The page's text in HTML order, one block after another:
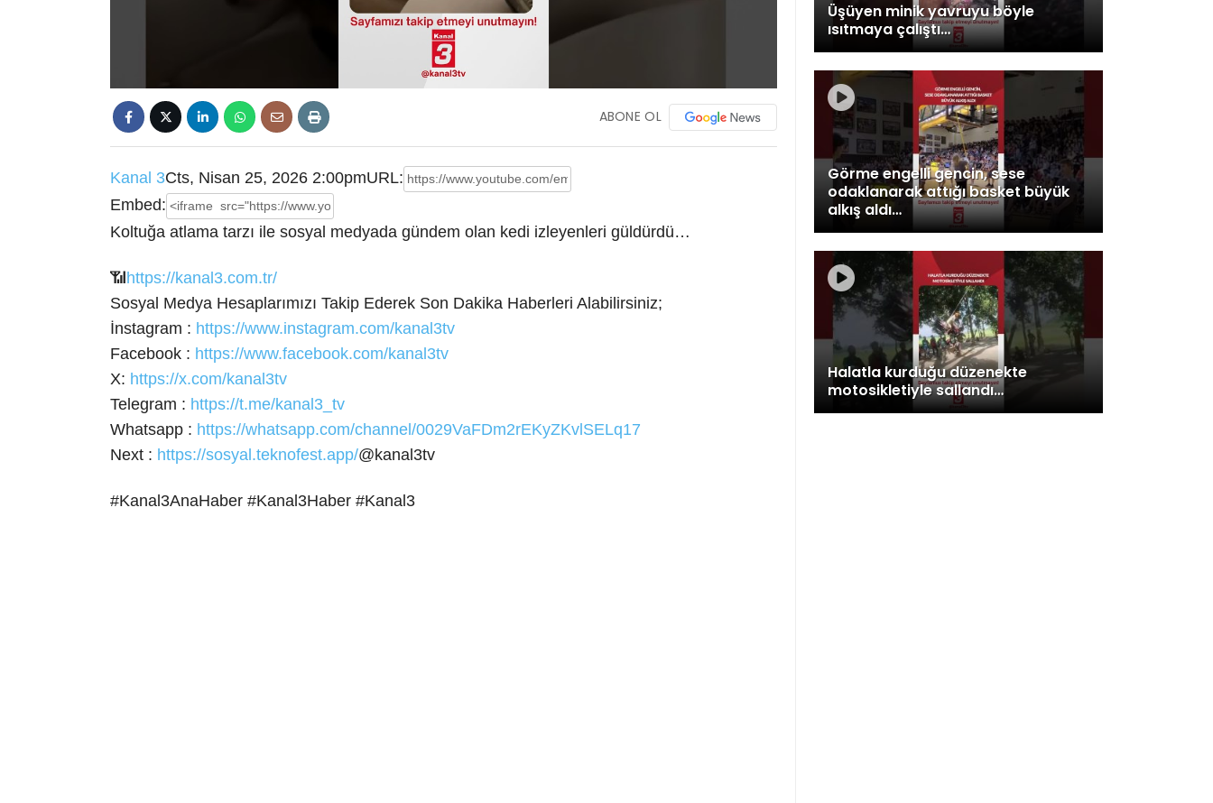
ABONE OL
Kanal 3Cts, Nisan 25, 2026 2:00pmURL:
Embed:
Koltuğa atlama tarzı ile sosyal medyada gündem olan kedi izleyenleri güldürdü…
📶 https://kanal3.com.tr/
Sosyal Medya Hesaplarımızı Takip Ederek Son Dakika Haberleri Alabilirsiniz;
İnstagram : https://www.instagram.com/kanal3tv
Facebook : https://www.facebook.com/kanal3tv
X: https://x.com/kanal3tv
Telegram : https://t.me/kanal3_tv
Whatsapp : https://whatsapp.com/channel/0029VaFDm2rEKyZKvlSELq17
Next : https://sosyal.teknofest.app/@kanal3tv
#Kanal3AnaHaber #Kanal3Haber #Kanal3
Üşüyen minik yavruyu böyle
ısıtmaya çalıştı…
Görme engelli gencin, sese
odaklanarak attığı basket büyük
alkış aldı…
Halatla kurduğu düzenekte
motosikletiyle sallandı…